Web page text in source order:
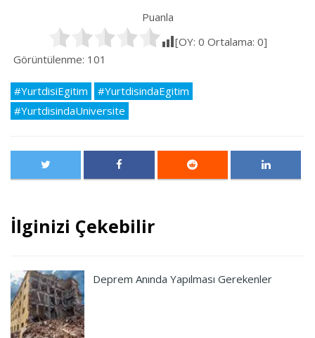
Puanla
[OY: 0 Ortalama: 0]
Görüntülenme: 101
#YurtdisiEgitim
#YurtdisindaEgitim
#YurtdisindaUniversite
İlginizi Çekebilir
Deprem Anında Yapılması Gerekenler